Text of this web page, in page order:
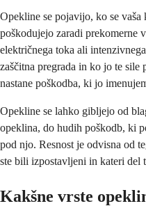
Opekline se pojavijo, ko se vaša
poškodujejo zaradi prekomerne
električnega toka ali
zaščitna pregrada in ko jo te sile
nastane poškodba, ki jo
Opekline se lahko gibljejo od
opeklina, do hudih poškodb, ki
pod njo. Resnost je odvisna od
ste bili izpostavljeni in kateri del
Kakšne vrste